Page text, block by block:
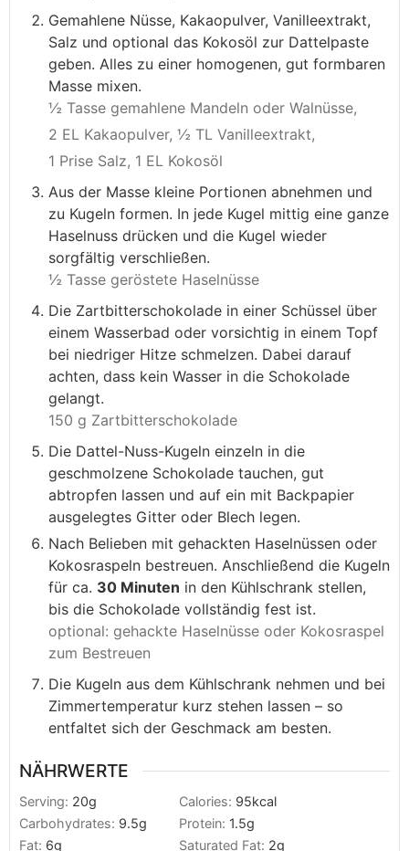
Gemahlene Nüsse, Kakaopulver, Vanilleextrakt,
Salz und optional das Kokosöl zur Dattelpaste
geben. Alles zu einer homogenen, gut formbaren
Masse mixen.
½ Tasse gemahlene Mandeln oder Walnüsse,
2 EL Kakaopulver, ½ TL Vanilleextrakt,
1 Prise Salz, 1 EL Kokosöl
Aus der Masse kleine Portionen abnehmen und
zu Kugeln formen. In jede Kugel mittig eine ganze
Haselnuss drücken und die Kugel wieder
sorgfältig verschließen.
½ Tasse geröstete Haselnüsse
Die Zartbitterschokolade in einer Schüssel über
einem Wasserbad oder vorsichtig in einem Topf
bei niedriger Hitze schmelzen. Dabei darauf
achten, dass kein Wasser in die Schokolade
gelangt.
150 g Zartbitterschokolade
Die Dattel-Nuss-Kugeln einzeln in die
geschmolzene Schokolade tauchen, gut
abtropfen lassen und auf ein mit Backpapier
ausgelegtes Gitter oder Blech legen.
Nach Belieben mit gehackten Haselnüssen oder
Kokosraspeln bestreuen. Anschließend die Kugeln
für ca. 30 Minuten in den Kühlschrank stellen,
bis die Schokolade vollständig fest ist.
optional: gehackte Haselnüsse oder Kokosraspel
zum Bestreuen
Die Kugeln aus dem Kühlschrank nehmen und bei
Zimmertemperatur kurz stehen lassen – so
entfaltet sich der Geschmack am besten.
NÄHRWERTE
Serving: 20g Calories: 95kcal
Carbohydrates: 9.5g Protein: 1.5g
Fat: 6g Saturated Fat: 2g